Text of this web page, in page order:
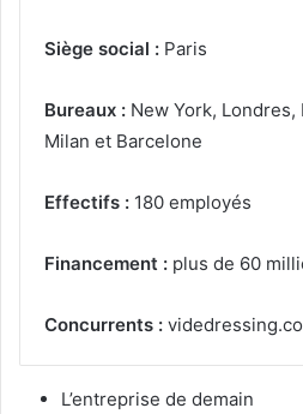
Siège social : Paris
Bureaux : New York,
Milan et Barcelone
Effectifs : 180 employés
Financement : plus de 60
Concurrents :
L’entreprise de demain